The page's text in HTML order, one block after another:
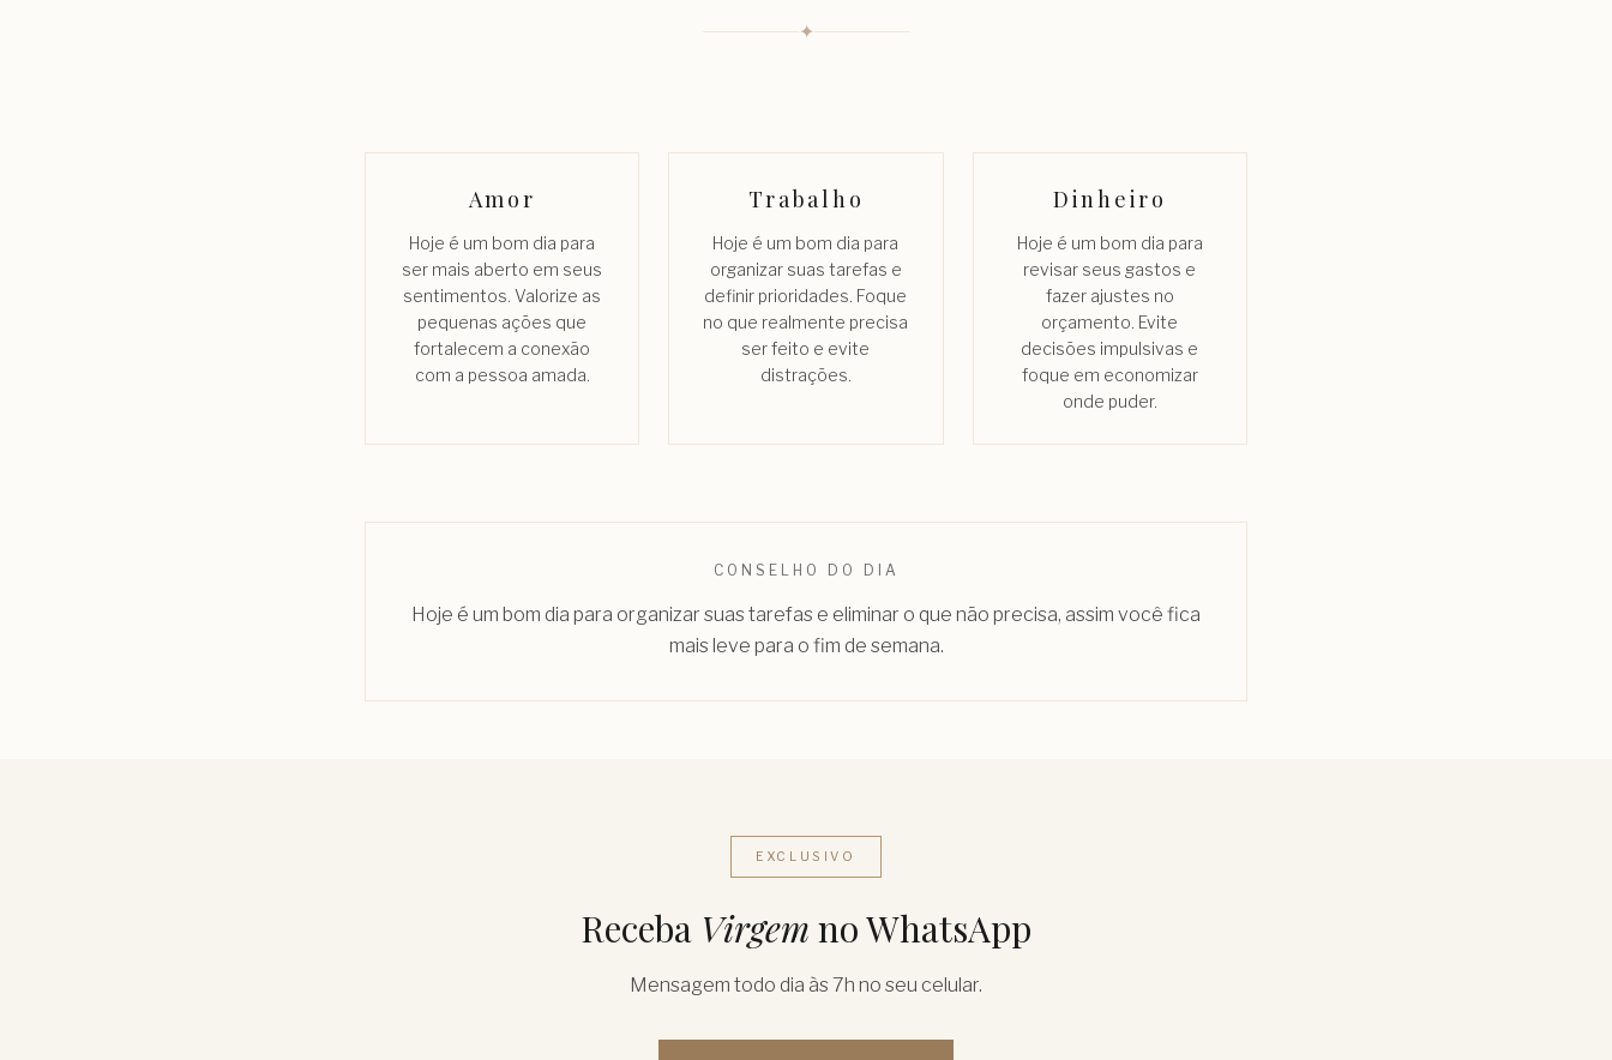
✦
Amor
Hoje é um bom dia para
ser mais aberto em seus
sentimentos. Valorize as
pequenas ações que
fortalecem a conexão
com a pessoa amada.
Trabalho
Hoje é um bom dia para
organizar suas tarefas e
definir prioridades. Foque
no que realmente precisa
ser feito e evite
distrações.
Dinheiro
Hoje é um bom dia para
revisar seus gastos e
fazer ajustes no
orçamento. Evite
decisões impulsivas e
foque em economizar
onde puder.
CONSELHO DO DIA
Hoje é um bom dia para organizar suas tarefas e eliminar o que não precisa, assim você fica
mais leve para o fim de semana.
EXCLUSIVO
Receba Virgem no WhatsApp
Mensagem todo dia às 7h no seu celular.